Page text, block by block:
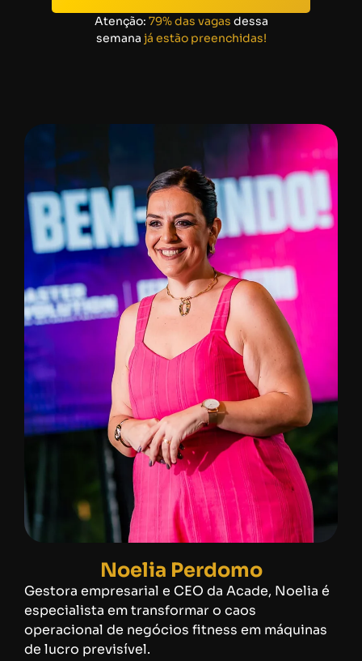
Atenção: 79% das vagas dessa
semana já estão preenchidas!
Noelia Perdomo
Gestora empresarial e CEO da Acade, Noelia é
especialista em transformar o caos
operacional de negócios fitness em máquinas
de lucro previsível.